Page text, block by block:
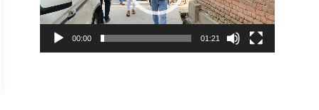
00:00 01:21